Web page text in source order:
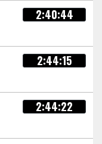
2:40:44
2:44:15
2:44:22